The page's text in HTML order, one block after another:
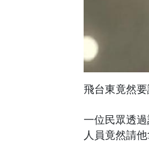
飛台東竟然要
一位民眾透
人員竟然請